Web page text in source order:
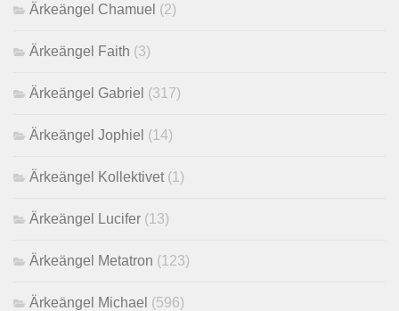
Ärkeängel Chamuel (2)
Ärkeängel Faith (3)
Ärkeängel Gabriel (317)
Ärkeängel Jophiel (14)
Ärkeängel Kollektivet (1)
Ärkeängel Lucifer (13)
Ärkeängel Metatron (123)
Ärkeängel Michael (596)